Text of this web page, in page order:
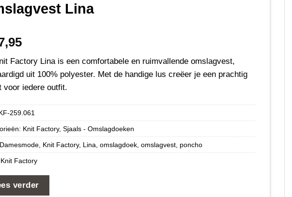
Lina
Factory Lina is een comfortabele en ruimvallende omslagvest,
uit 100% polyester. Met de handige lus creëer je een prachtig
voor iedere outfit.
259.061
Knit Factory, Sjaals - Omslagdoeken
Damesmode Knit Factory, Lina omslagdoek omslagvest poncho
Knit Factory
verder